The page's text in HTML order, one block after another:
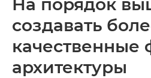
На порядок
создавать
качественные
архитектуры